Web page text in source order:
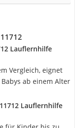
Lauflernhilfe
Vergleich, eignet
ab einem Alter
Lauflernhilfe